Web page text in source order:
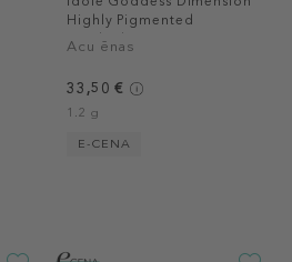
Highly Pigmented
Eyeshadow
Acu ēnas
33,50 €
1.2 g
E-CENA